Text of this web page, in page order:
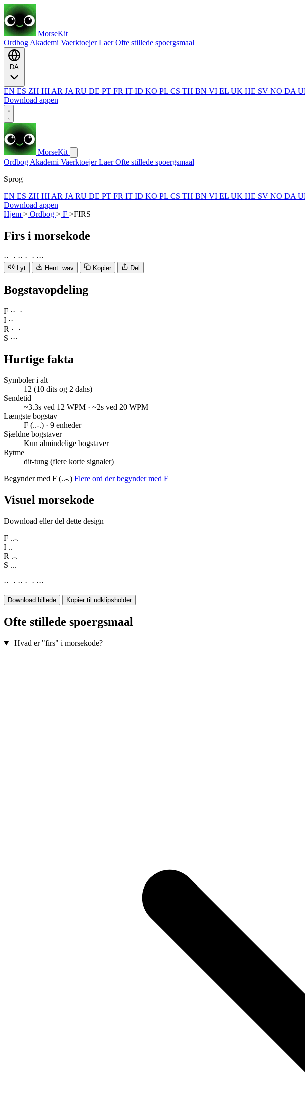
MorseKit
Ordbog Akademi VaerktoejerLaerOfte stillede spoergsmaal
EN ES ZH HI AR JA RU DE PT FR IT ID KO PL CS TH BN VI EL UK HE SV NO DA
Download appen
MorseKit
Ordbog Akademi VaerktoejerLaerOfte stillede spoergsmaal
Sprog
EN ES ZH HI AR JA RU DE PT FR IT ID KO PL CS TH BN VI EL UK HE SV NO DA
Download appen
Hjem > Ordbog > F >FIRS
Firs i morsekode
··−· ·· ·−· ···
Lyt Hent .wav Kopier Del
Bogstavopdeling
F ··−·
I ··
R ·−·
S ···
Hurtige fakta
Symboler i alt
12 (10 dits og 2 dahs)
Sendetid
~3.3s ved 12 WPM · ~2s ved 20 WPM
Længste bogstav
F (..-.) · 9 enheder
Sjældne bogstaver
Kun almindelige bogstaver
Rytme
dit-tung (flere korte signaler)
Begynder med F (..-.) Flere ord der begynder med F
Visuel morsekode
Download eller del dette design
F ..-.
I ..
R .-.
S ...
··−· ·· ·−· ···
Download billede Kopier til udklipsholder
Ofte stillede spoergsmaal
Hvad er "firs" i morsekode?